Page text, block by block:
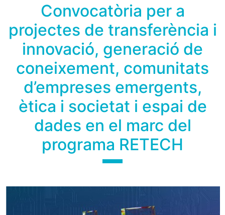
Convocatòria per a
projectes de transferència i
innovació, generació de
coneixement, comunitats
d’empreses emergents,
ètica i societat i espai de
dades en el marc del
programa RETECH